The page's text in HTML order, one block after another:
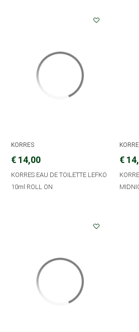
KORRES
€ 14,00
KORRES EAU DE TOILETTE LEFKO
10ml ROLL ON
€